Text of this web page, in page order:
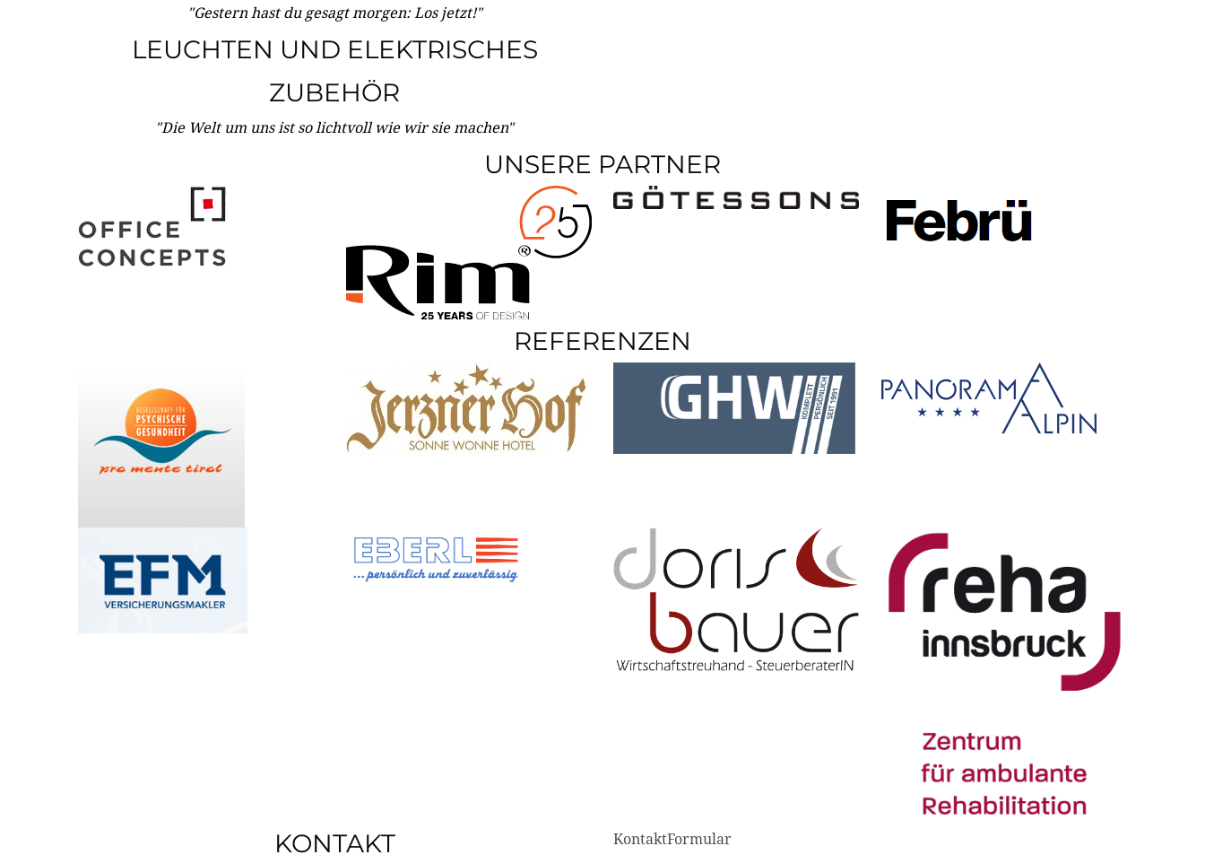
"Gestern hast du gesagt morgen: Los jetzt!"
LEUCHTEN UND ELEKTRISCHES
ZUBEHÖR
"Die Welt um uns ist so lichtvoll wie wir sie machen"
UNSERE PARTNER
REFERENZEN
KONTAKT KontaktFormular